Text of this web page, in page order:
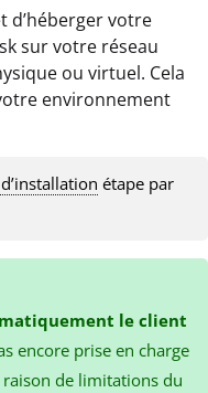
d’héberger votre
sur votre réseau
ou virtuel. Cela
environnement
étape par
le client
encore prise en charge
de limitations du